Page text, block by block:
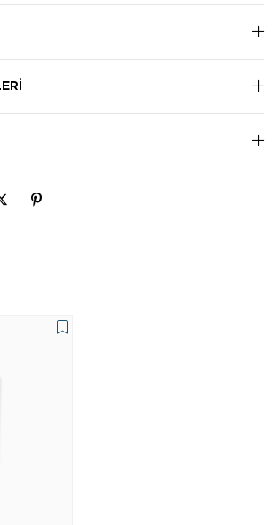
saç derinize nazikçe masaj yaparak